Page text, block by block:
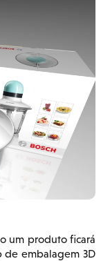
um produto ficará
de embalagem 3D